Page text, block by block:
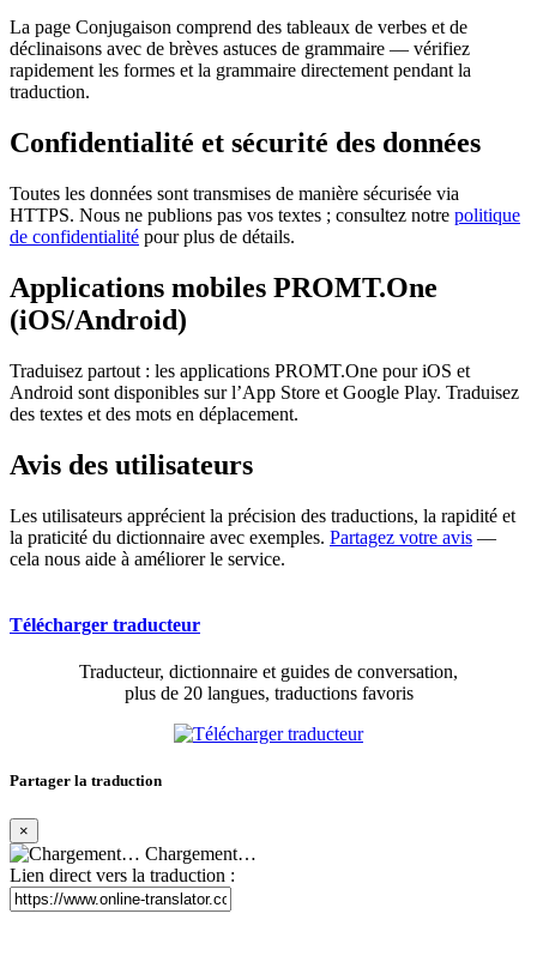
La page Conjugaison comprend des tableaux de verbes et de
déclinaisons avec de brèves astuces de grammaire — vérifiez
rapidement les formes et la grammaire directement pendant la
traduction.
Confidentialité et sécurité des données
Toutes les données sont transmises de manière sécurisée via
HTTPS. Nous ne publions pas vos textes ; consultez notre politique
de confidentialité pour plus de détails.
Applications mobiles PROMT.One
(iOS/Android)
Traduisez partout : les applications PROMT.One pour iOS et
Android sont disponibles sur l’App Store et Google Play. Traduisez
des textes et des mots en déplacement.
Avis des utilisateurs
Les utilisateurs apprécient la précision des traductions, la rapidité et
la praticité du dictionnaire avec exemples. Partagez votre avis —
cela nous aide à améliorer le service.
Télécharger traducteur
Traducteur, dictionnaire et guides de conversation,
plus de 20 langues, traductions favoris
Partager la traduction
×
Chargement…
Lien direct vers la traduction :